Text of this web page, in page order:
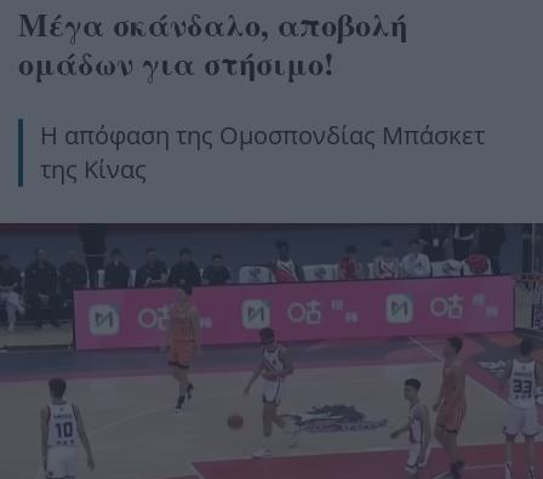
Μέγα σκάνδαλο, αποβολή
ομάδων για στήσιμο!
Η απόφαση της Ομοσπονδίας Μπάσκετ
της Κίνας